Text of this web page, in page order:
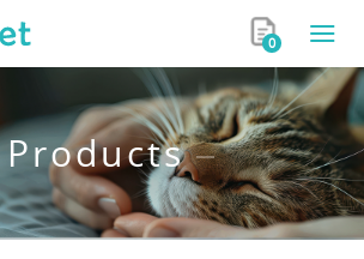
0
Products